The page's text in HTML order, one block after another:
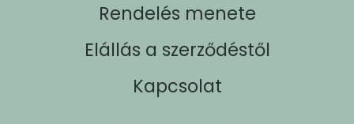
Rendelés menete
Elállás a szerződéstől
Kapcsolat